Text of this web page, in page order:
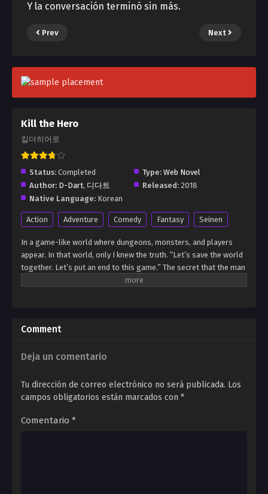
Y la conversación terminó sin más.
Prev Next
Kill the Hero
킬더히어로
Status: Completed Type: Web Novel
Author: D-Dart, 디다트 Released: 2018
Native Language: Korean
Action Adventure Comedy Fantasy Seinen
In a game-like world where dungeons, monsters, and players
appear. In that world, only I knew the truth. “Let’s save the world
together. Let’s put an end to this game.” The secret that the man
who’s idolized as the “Messiah who will save the world” is
Comment
Deja un comentario
Tu dirección de correo electrónico no será publicada. Los
campos obligatorios están marcados con *
Comentario *